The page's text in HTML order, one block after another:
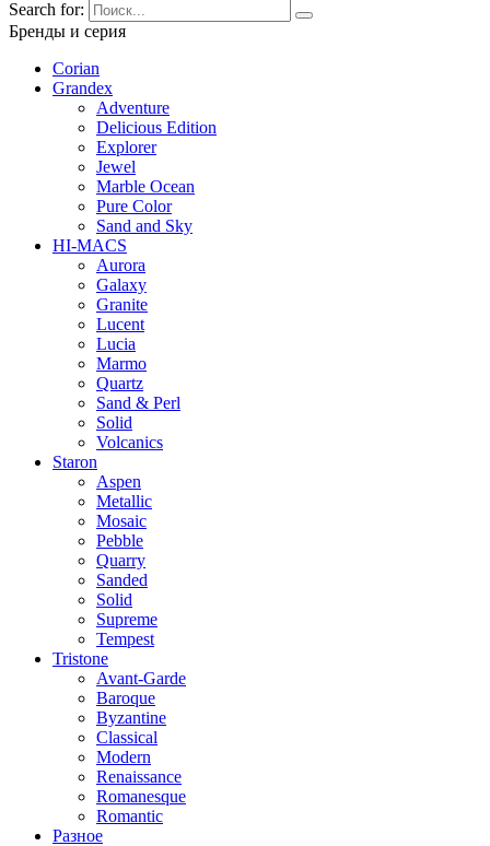
Search for:
Бренды и серия
Corian
Grandex
Adventure
Delicious Edition
Explorer
Jewel
Marble Ocean
Pure Color
Sand and Sky
HI-MACS
Aurora
Galaxy
Granite
Lucent
Lucia
Marmo
Quartz
Sand & Perl
Solid
Volcanics
Staron
Aspen
Metallic
Mosaic
Pebble
Quarry
Sanded
Solid
Supreme
Tempest
Tristone
Avant-Garde
Baroque
Byzantine
Classical
Modern
Renaissance
Romanesque
Romantic
Разное